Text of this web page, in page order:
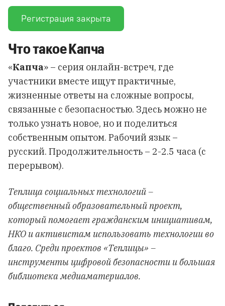
Регистрация закрыта
Что такое Капча
«Капча» – серия онлайн-встреч, где
участники вместе ищут практичные,
жизненные ответы на сложные вопросы,
связанные с безопасностью. Здесь можно не
только узнать новое, но и поделиться
собственным опытом. Рабочий язык –
русский. Продолжительность – 2-2.5 часа (с
перерывом).
Теплица социальных технологий –
общественный образовательный проект,
который помогает гражданским инициативам,
НКО и активистам использовать технологии во
благо. Среди проектов «Теплицы» –
инструменты цифровой безопасности и большая
библиотека медиаматериалов.